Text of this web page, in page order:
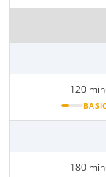
120
180